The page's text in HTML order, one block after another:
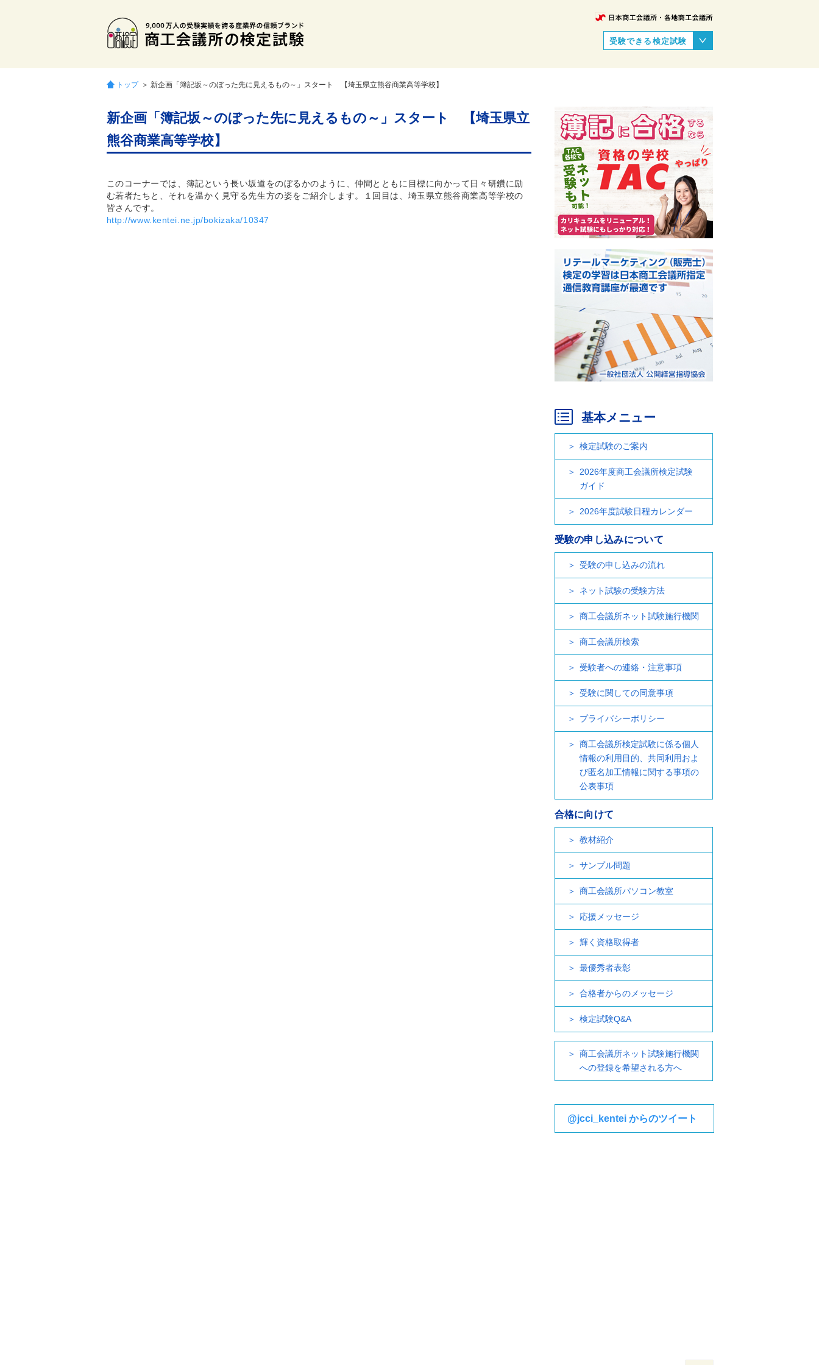
受験できる検定試験
トップ ＞ 新企画「簿記坂～のぼった先に見えるもの～」スタート 【埼玉県立熊谷商業高等学校】
新企画「簿記坂～のぼった先に見えるもの～」スタート 【埼玉県立
熊谷商業高等学校】
このコーナーでは、簿記という長い坂道をのぼるかのように、仲間とともに目標に向かって日々研鑽に励
む若者たちと、それを温かく見守る先生方の姿をご紹介します。１回目は、埼玉県立熊谷商業高等学校の
皆さんです。
http://www.kentei.ne.jp/bokizaka/10347
基本メニュー
検定試験のご案内
2026年度商工会議所検定試験
ガイド
2026年度試験日程カレンダー
受験の申し込みについて
受験の申し込みの流れ
ネット試験の受験方法
商工会議所ネット試験施行機関
商工会議所検索
受験者への連絡・注意事項
受験に関しての同意事項
プライバシーポリシー
商工会議所検定試験に係る個人
情報の利用目的、共同利用およ
び匿名加工情報に関する事項の
公表事項
合格に向けて
教材紹介
サンプル問題
商工会議所パソコン教室
応援メッセージ
輝く資格取得者
最優秀者表彰
合格者からのメッセージ
検定試験Q&A
商工会議所ネット試験施行機関
への登録を希望される方へ
@jcci_kentei からのツイート